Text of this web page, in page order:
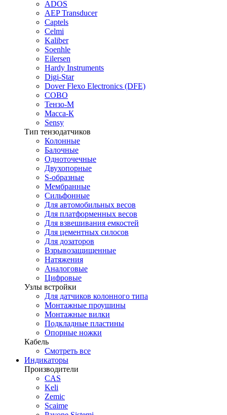
ADOS
AEP Transducer
Captels
Celmi
Kaliber
Soenhle
Eilersen
Hardy Instruments
Digi-Star
Dover Flexo Electronics (DFE)
COBO
Тензо-М
Масса-К
Sensy
Тип тензодатчиков
Колонные
Балочные
Одноточечные
Двухопорные
S-образные
Мембранные
Сильфонные
Для автомобильных весов
Для платформенных весов
Для взвешивания емкостей
Для цементных силосов
Для дозаторов
Взрывозащищенные
Натяжения
Аналоговые
Цифровые
Узлы встройки
Для датчиков колонного типа
Монтажные проушины
Монтажные вилки
Подкладные пластины
Опорные ножки
Кабель
Смотреть все
Индикаторы
Производители
CAS
Keli
Zemic
Scaime